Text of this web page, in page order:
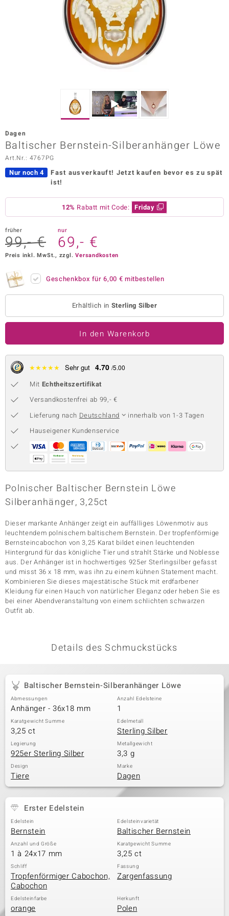
Vogue
Paraíso
BY DE MELO
Collection
Classics
Dagen
Baltischer Bernstein-Silberanhänger Löwe
Art.Nr.: 4767PG
Nur noch 4 Fast ausverkauft! Jetzt kaufen bevor es zu spät
ist!
12% Rabatt mit Code: Friday
früher
99,- €
nur
69,- €
Preis inkl. MwSt., zzgl.Versandkosten
Geschenkbox für6,00 € mitbestellen
Erhältlich in Sterling Silber
In den Warenkorb
★★★★★ Sehr gut 4.70 /5.00
Mit Echtheitszertifikat
Versandkostenfrei ab 99,- €
Lieferung nach Deutschland
innerhalb von 1-3 Tagen
Hauseigener Kundenservice
Polnischer Baltischer Bernstein Löwe
Silberanhänger, 3,25ct
Dieser markante Anhänger zeigt ein auffälliges Löwenmotiv aus
leuchtendem polnischem baltischem Bernstein. Der tropfenförmige
Bernsteincabochon von 3,25 Karat bildet einen leuchtenden
Hintergrund für das königliche Tier und strahlt Stärke und Noblesse
aus. Der Anhänger ist in hochwertiges 925er Sterlingsilber gefasst
und misst 36 x 18 mm, was ihn zu einem kühnen Statement macht.
Kombinieren Sie dieses majestätische Stück mit erdfarbener
Kleidung für einen Hauch von natürlicher Eleganz oder heben Sie es
bei einer Abendveranstaltung von einem schlichten schwarzen
Outfit ab.
Details des Schmuckstücks
Baltischer Bernstein-Silberanhänger Löwe
Abmessungen
Anhänger - 36x18 mm
Anzahl Edelsteine
1
Karatgewicht Summe
3,25 ct
Edelmetall
Sterling Silber
Legierung
925er Sterling Silber
Metallgewicht
3,3 g
Design
Tiere
Marke
Dagen
Erster Edelstein
Edelstein
Bernstein
Edelsteinvarietät
Baltischer Bernstein
Anzahl und Größe
1 à 24x17 mm
Karatgewicht Summe
3,25 ct
Schliff
Tropfenförmiger Cabochon,
Cabochon
Fassung
Zargenfassung
Edelsteinfarbe
orange
Herkunft
Polen